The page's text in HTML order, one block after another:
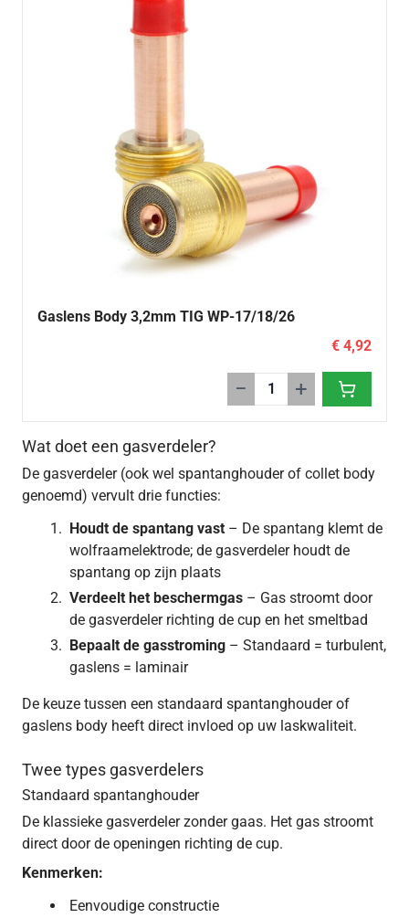
Gaslens Body 3,2mm TIG WP-17/18/26
€ 4,92
− +
Wat doet een gasverdeler?
De gasverdeler (ook wel spantanghouder of collet body
genoemd) vervult drie functies:
Houdt de spantang vast – De spantang klemt de
wolfraamelektrode; de gasverdeler houdt de
spantang op zijn plaats
Verdeelt het beschermgas – Gas stroomt door
de gasverdeler richting de cup en het smeltbad
Bepaalt de gasstroming – Standaard = turbulent,
gaslens = laminair
De keuze tussen een standaard spantanghouder of
gaslens body heeft direct invloed op uw laskwaliteit.
Twee types gasverdelers
Standaard spantanghouder
De klassieke gasverdeler zonder gaas. Het gas stroomt
direct door de openingen richting de cup.
Kenmerken:
Eenvoudige constructie